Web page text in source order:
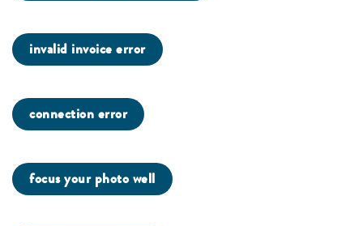
invalid invoice error
connection error
focus your photo well